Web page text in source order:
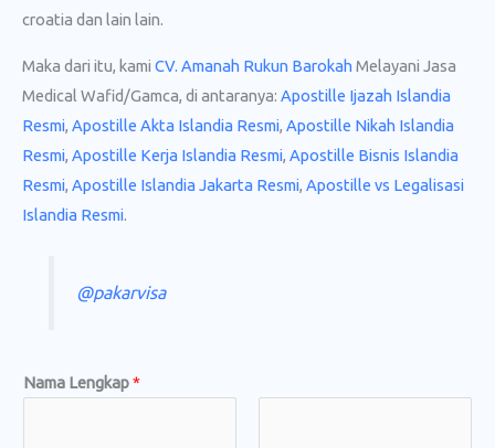
croatia dan lain lain.
Maka dari itu, kami CV. Amanah Rukun Barokah Melayani Jasa
Medical Wafid/Gamca, di antaranya: Apostille Ijazah Islandia
Resmi, Apostille Akta Islandia Resmi, Apostille Nikah Islandia
Resmi, Apostille Kerja Islandia Resmi, Apostille Bisnis Islandia
Resmi, Apostille Islandia Jakarta Resmi, Apostille vs Legalisasi
Islandia Resmi.
@pakarvisa
Nama Lengkap*